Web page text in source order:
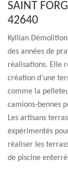
SAINT
42640
Kyllian
des années de
réalisations. Elle
création d’une
comme la
camions-bennes
Les artisans
expérimentés
réaliser les
de piscine